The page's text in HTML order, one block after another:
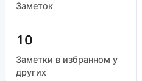
Заметок
10
Заметки в избранном у
других